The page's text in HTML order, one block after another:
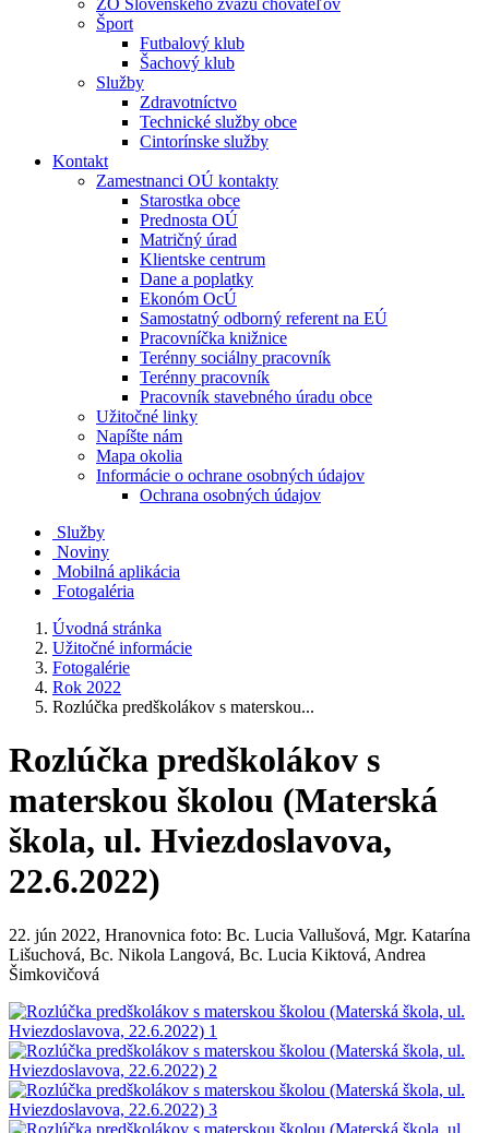
ZO Slovenského zväzu chovateľov
Šport
Futbalový klub
Šachový klub
Služby
Zdravotníctvo
Technické služby obce
Cintorínske služby
Kontakt
Zamestnanci OÚ kontakty
Starostka obce
Prednosta OÚ
Matričný úrad
Klientske centrum
Dane a poplatky
Ekonóm OcÚ
Samostatný odborný referent na EÚ
Pracovníčka knižnice
Terénny sociálny pracovník
Terénny pracovník
Pracovník stavebného úradu obce
Užitočné linky
Napíšte nám
Mapa okolia
Informácie o ochrane osobných údajov
Ochrana osobných údajov
Služby
Noviny
Mobilná aplikácia
Fotogaléria
Úvodná stránka
Užitočné informácie
Fotogalérie
Rok 2022
Rozlúčka predškolákov s materskou...
Rozlúčka predškolákov s
materskou školou (Materská
škola, ul. Hviezdoslavova,
22.6.2022)
22. jún 2022, Hranovnica foto: Bc. Lucia Vallušová, Mgr. Katarína
Lišuchová, Bc. Nikola Langová, Bc. Lucia Kiktová, Andrea
Šimkovičová